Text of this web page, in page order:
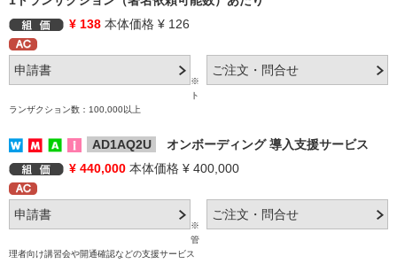
¥ 138 本体価格 ¥ 126
※
ト
ランザクション数：100,000以上
AD1AQ2U
オンボーディング 導入支援サービス
¥ 440,000 本体価格 ¥ 400,000
※
管
理者向け講習会や開通確認などの支援サービス